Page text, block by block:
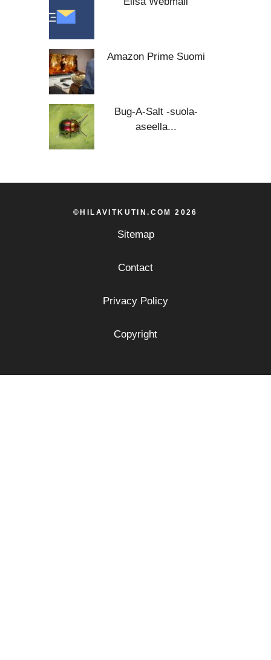
Amazon Prime Suomi
Bug-A-Salt -suola-
aseella...
©HILAVITKUTIN.COM 2026
Sitemap
Contact
Privacy Policy
Copyright